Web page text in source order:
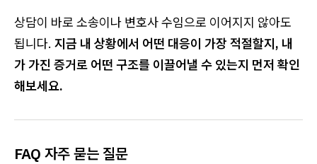
상담이 바로 소송이나 변호사 수임으로 이어지지 않아도
됩니다. 지금 내 상황에서 어떤 대응이 가장 적절할지, 내
가 가진 증거로 어떤 구조를 이끌어낼 수 있는지 먼저 확인
해보세요.
FAQ 자주 묻는 질문